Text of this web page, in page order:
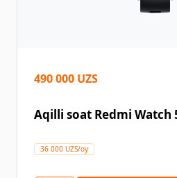
490 000 UZS
Aqilli soat Redmi Watch
36 000 UZS/oy